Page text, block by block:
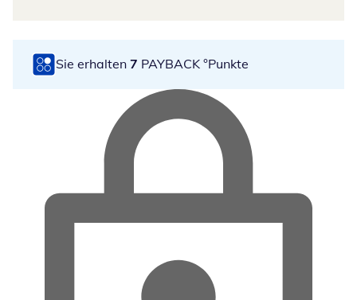
Sie erhalten 7 PAYBACK °Punkte